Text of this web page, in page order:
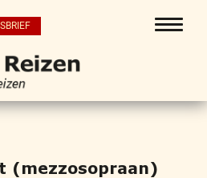
(mezzosopraan)